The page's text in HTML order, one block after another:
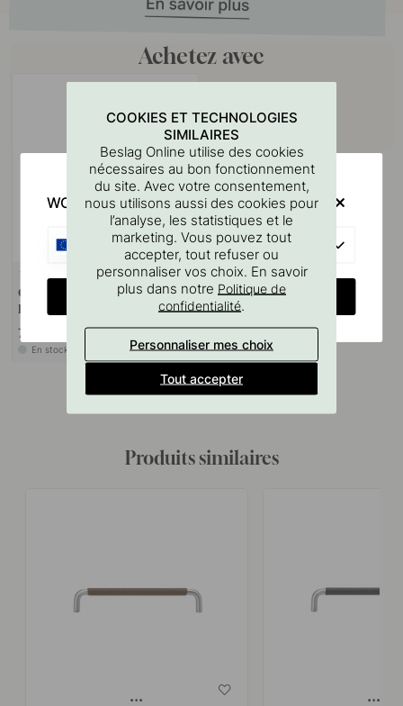
Achetez avec
Gabarit De Perçage Pour
Poignées Et Boutons
7 €
En stock
Produits similaires
COOKIES ET TECHNOLOGIES
SIMILAIRES
Beslag Online utilise des cookies
nécessaires au bon fonctionnement
du site. Avec votre consentement,
nous utilisons aussi des cookies pour
l’analyse, les statistiques et le
marketing. Vous pouvez tout
accepter, tout refuser ou
personnaliser vos choix. En savoir
plus dans notre Politique de
confidentialité.
Personnaliser mes choix
Tout accepter
WOULD YOU RATHER VISIT?
CHANGE COUNTRY